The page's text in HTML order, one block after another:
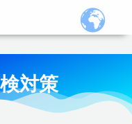
対策